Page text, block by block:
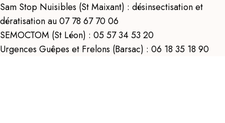
Sam Stop Nuisibles (St Maixant) : désinsectisation et
dératisation au 07 78 67 70 06
SEMOCTOM (St Léon) : 05 57 34 53 20
Urgences Guêpes et Frelons (Barsac) : 06 18 35 18 90